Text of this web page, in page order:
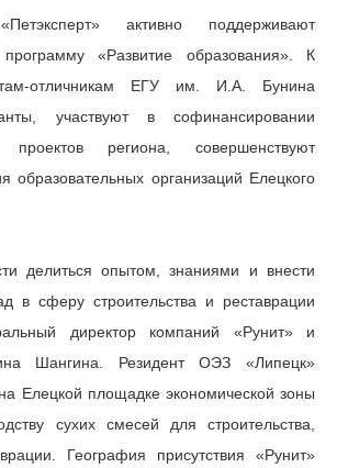
активно поддерживают
программу «Развитие образования». К
отличникам ЕГУ им. И.А. Бунина
участвуют в софинансировании
проектов региона, совершенствуют
образовательных организаций Елецкого
делиться опытом, знаниями и внести
в сферу строительства и реставрации
директор компаний «Рунит» и
Шангина. Резидент ОЭЗ «Липецк»
Елецкой площадке экономической зоны
сухих смесей для строительства,
География присутствия «Рунит»